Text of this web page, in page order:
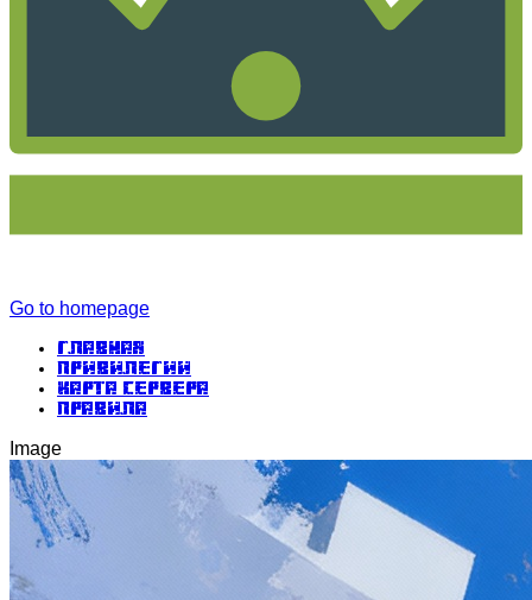
Go to homepage
Главная
Привилегии
Карта сервера
Правила
Image